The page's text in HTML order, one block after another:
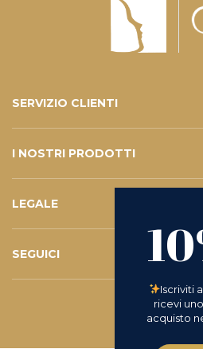
SERVIZIO CLIENTI
CONTATTI
SERVIZIO E-SHOP
FAQ – LE VOSTRE DOMANDE
ISCRIVITI ALLA NEWSLETTER
I NOSTRI PRODOTTI
ESHOP
CATALOGO
LEGALE
PRIVACY POLICY
WHISTLEBLOWING
COOKIE POLICY
TERMINI E CONDIZIONI
D.LGS 231/2001
RICHIESTA DI RESO
SEGUICI
INSTAGRAM
FACEBOOK
LINKEDIN
YOUTUBE
Iscriviti
ricevi
acquisto